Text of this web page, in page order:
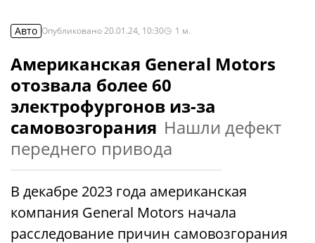
Авто Опубликовано20.01.24, 10:30 1 м.
Американская General Motors
отозвала более 60
электрофургонов из-за
самовозгорания Нашли дефект
переднего привода
В декабре 2023 года американская
компания General Motors начала
расследование причин самовозгорания